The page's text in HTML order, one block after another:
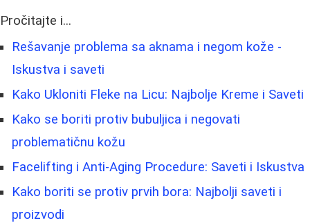
Pročitajte i...
Rešavanje problema sa aknama i negom kože -
Iskustva i saveti
Kako Ukloniti Fleke na Licu: Najbolje Kreme i Saveti
Kako se boriti protiv bubuljica i negovati
problematičnu kožu
Facelifting i Anti-Aging Procedure: Saveti i Iskustva
Kako boriti se protiv prvih bora: Najbolji saveti i
proizvodi